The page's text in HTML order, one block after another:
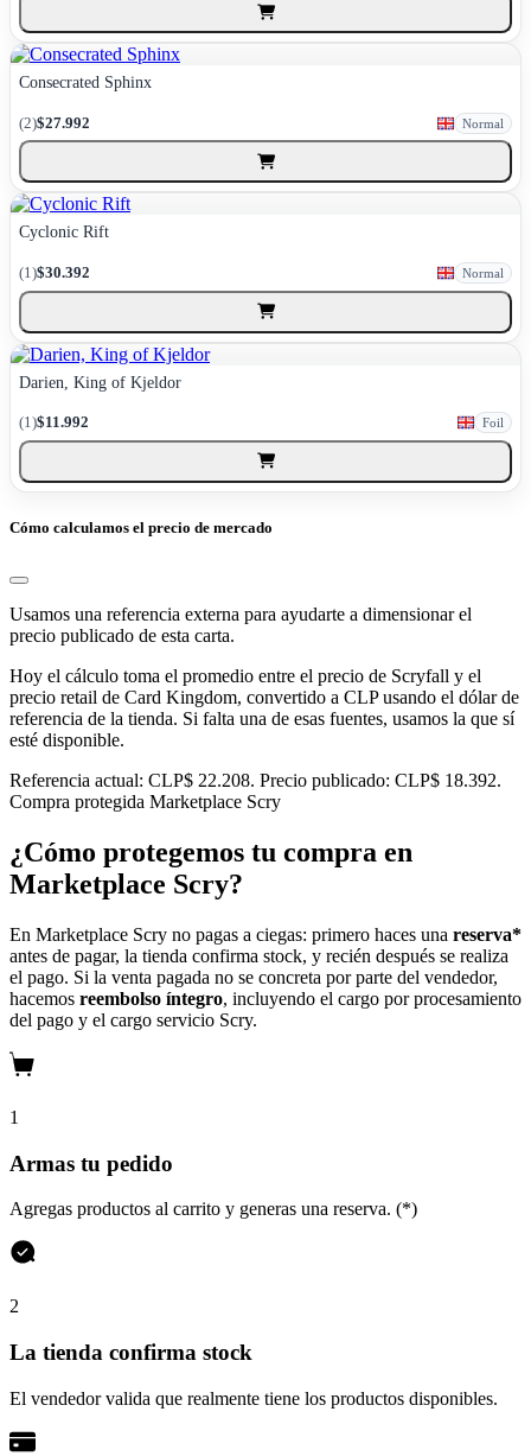
Consecrated Sphinx
(2)$27.992 Normal
Cyclonic Rift
(1)$30.392 Normal
Darien, King of Kjeldor
(1)$11.992 Foil
Cómo calculamos el precio de mercado
Usamos una referencia externa para ayudarte a dimensionar el
precio publicado de esta carta.
Hoy el cálculo toma el promedio entre el precio de Scryfall y el
precio retail de Card Kingdom, convertido a CLP usando el dólar de
referencia de la tienda. Si falta una de esas fuentes, usamos la que sí
esté disponible.
Referencia actual: CLP$ 22.208. Precio publicado: CLP$ 18.392.
Compra protegida Marketplace Scry
¿Cómo protegemos tu compra en
Marketplace Scry?
En Marketplace Scry no pagas a ciegas: primero haces una reserva*
antes de pagar, la tienda confirma stock, y recién después se realiza
el pago. Si la venta pagada no se concreta por parte del vendedor,
hacemos reembolso íntegro, incluyendo el cargo por procesamiento
del pago y el cargo servicio Scry.
1
Armas tu pedido
Agregas productos al carrito y generas una reserva. (*)
2
La tienda confirma stock
El vendedor valida que realmente tiene los productos disponibles.